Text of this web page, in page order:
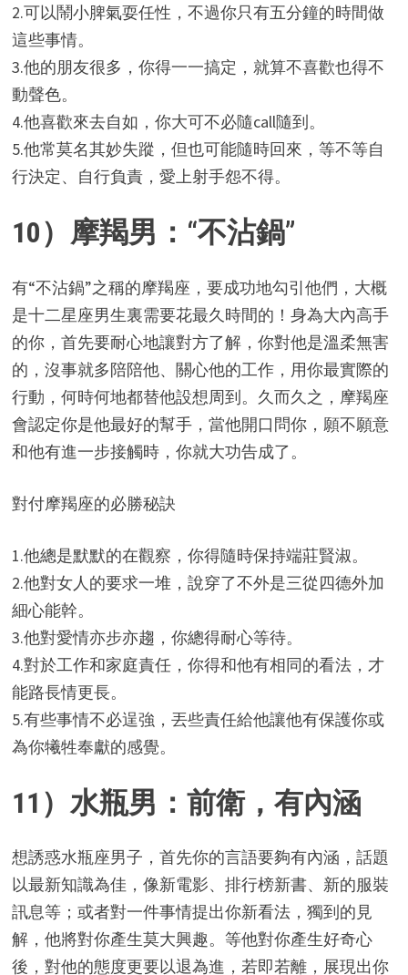
2.可以鬧小脾氣耍任性，不過你只有五分鐘的時間做
這些事情。
3.他的朋友很多，你得一一搞定，就算不喜歡也得不
動聲色。
4.他喜歡來去自如，你大可不必隨call隨到。
5.他常莫名其妙失蹤，但也可能隨時回來，等不等自
行決定、自行負責，愛上射手怨不得。
10）摩羯男：“不沾鍋”
有“不沾鍋”之稱的摩羯座，要成功地勾引他們，大概
是十二星座男生裏需要花最久時間的！身為大內高手
的你，首先要耐心地讓對方了解，你對他是溫柔無害
的，沒事就多陪陪他、關心他的工作，用你最實際的
行動，何時何地都替他設想周到。久而久之，摩羯座
會認定你是他最好的幫手，當他開口問你，願不願意
和他有進一步接觸時，你就大功告成了。
對付摩羯座的必勝秘訣
1.他總是默默的在觀察，你得隨時保持端莊賢淑。
2.他對女人的要求一堆，說穿了不外是三從四德外加
細心能幹。
3.他對愛情亦步亦趨，你總得耐心等待。
4.對於工作和家庭責任，你得和他有相同的看法，才
能路長情更長。
5.有些事情不必逞強，丟些責任給他讓他有保護你或
為你犧牲奉獻的感覺。
11）水瓶男：前衛，有內涵
想誘惑水瓶座男子，首先你的言語要夠有內涵，話題
以最新知識為佳，像新電影、排行榜新書、新的服裝
訊息等；或者對一件事情提出你新看法，獨到的見
解，他將對你產生莫大興趣。等他對你產生好奇心
後，對他的態度更要以退為進，若即若離，展現出你